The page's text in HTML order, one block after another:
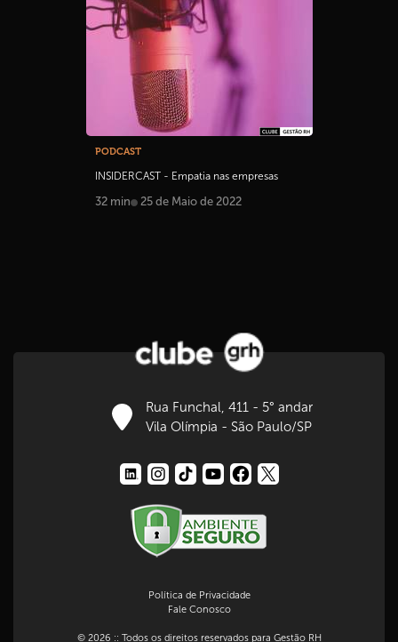
PODCAST
INSIDERCAST - Empatia nas empresas
32 min 25 de Maio de 2022
Rua Funchal, 411 - 5° andar
Vila Olímpia - São Paulo/SP
Política de Privacidade
Fale Conosco
© 2026 :: Todos os direitos reservados para Gestão RH